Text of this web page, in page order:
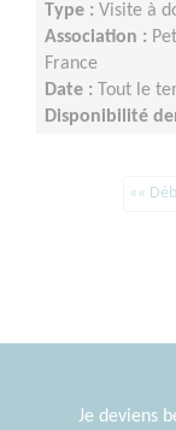
Type : Visite à
Association :
France
Date : Tout le
Disponibilité
««
Je deviens